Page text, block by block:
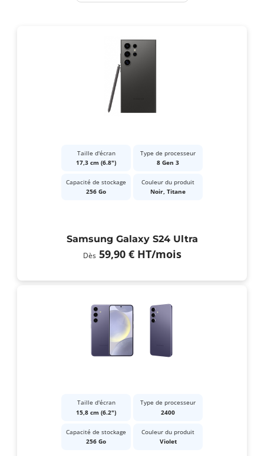
Taille d'écran
17,3 cm (6.8")
Type de processeur
8 Gen 3
Capacité de stockage
256 Go
Couleur du produit
Noir, Titane
Samsung Galaxy S24 Ultra
Dès 59,90 € HT/mois
Taille d'écran
15,8 cm (6.2")
Type de processeur
2400
Capacité de stockage
256 Go
Couleur du produit
Violet